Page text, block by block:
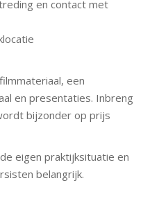
en contact met
een
en presentaties. Inbreng
bijzonder op prijs
eigen praktijksituatie en
belangrijk.